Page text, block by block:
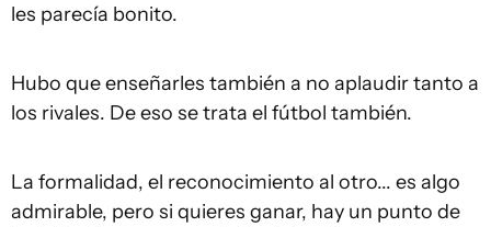
les parecía bonito.
Hubo que enseñarles también a no aplaudir tanto a
los rivales. De eso se trata el fútbol también.
La formalidad, el reconocimiento al otro... es algo
admirable, pero si quieres ganar, hay un punto de